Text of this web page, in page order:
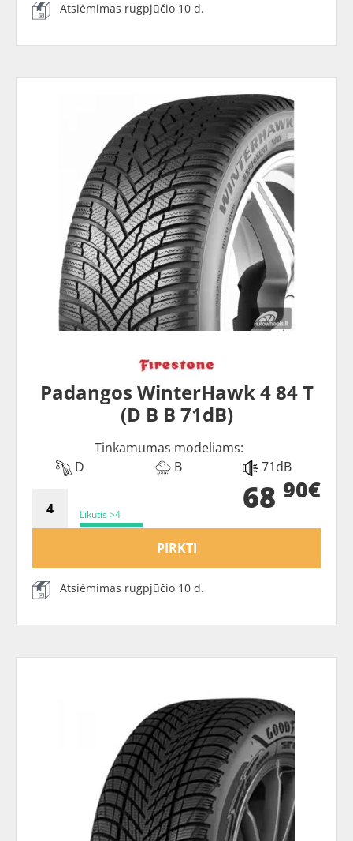
Atsiėmimas rugpjūčio 10 d.
Padangos WinterHawk 4 84 T
(D B B 71dB)
Tinkamumas modeliams:
D
B 71dB
Likutis >4 68 90€
PIRKTI
Atsiėmimas rugpjūčio 10 d.